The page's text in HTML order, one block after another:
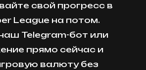
свой прогресс в
League на потом.
Telegram-бот или
прямо сейчас и
валюту без